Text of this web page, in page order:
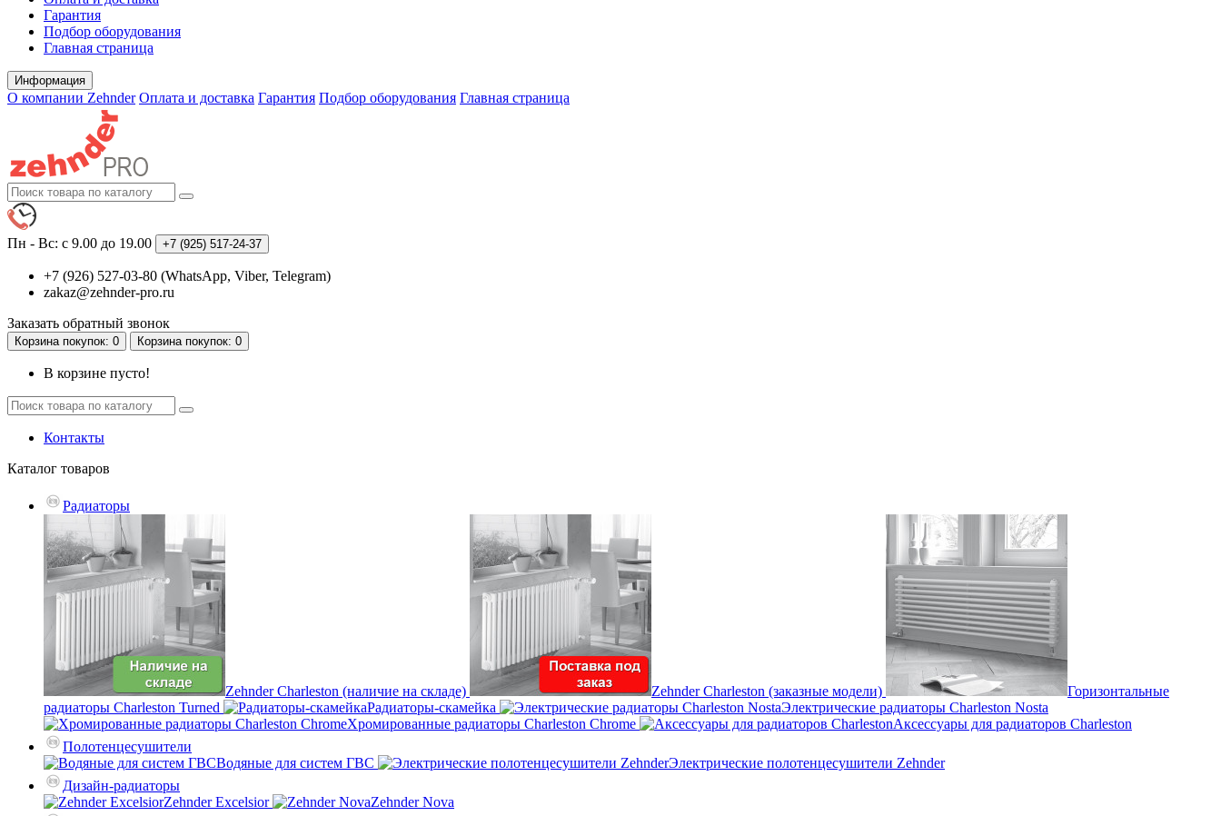
Гарантия
Подбор оборудования
Главная страница
Информация
О компании Zehnder Оплата и доставка Гарантия Подбор оборудования Главная страница
Пн - Вс: с 9.00 до 19.00 +7 (925) 517-24-37
+7 (926) 527-03-80 (WhatsApp, Viber, Telegram)
zakaz@zehnder-pro.ru
Заказать обратный звонок
Корзинапокупок: 0 Корзинапокупок: 0
В корзине пусто!
Контакты
Каталог товаров
Радиаторы
Zehnder Charleston (наличие на складе) Zehnder Charleston (заказные модели)
Горизонтальные
радиаторы Charleston Turned
Радиаторы-скамейка
Электрические радиаторы Charleston Nosta
Хромированные радиаторы Charleston Chrome
Аксессуары для радиаторов Charleston
Полотенцесушители
Водяные для систем ГВС
Электрические полотенцесушители Zehnder
Дизайн-радиаторы
Zehnder Excelsior
Zehnder Nova